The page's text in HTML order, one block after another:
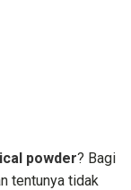
powder? Bagi
tentunya tidak